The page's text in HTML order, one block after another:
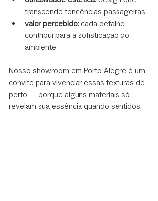
transcende tendências passageiras
valor percebido: cada detalhe
contribui para a sofisticação do
ambiente
Nosso showroom em Porto Alegre é um
convite para vivenciar essas texturas de
perto — porque alguns materiais só
revelam sua essência quando sentidos.